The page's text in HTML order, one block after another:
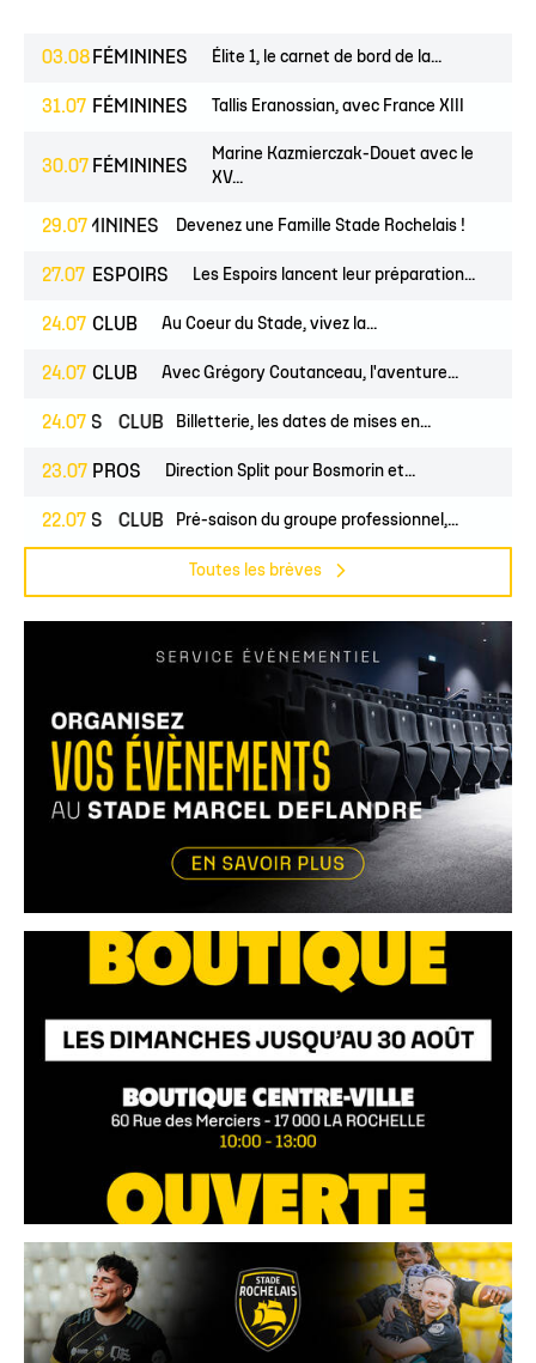
03.08 FÉMININES Élite 1, le carnet de bord de la...
31.07 FÉMININES Tallis Eranossian, avec France XIII
30.07 FÉMININES
Marine Kazmierczak-Douet avec le
XV...
29.07
FÉMININES CLUBDevenez une Famille Stade Rochelais !
27.07 ESPOIRS Les Espoirs lancent leur préparation...
24.07 CLUB Au Coeur du Stade, vivez la...
24.07 CLUB Avec Grégory Coutanceau, l'aventure...
24.07
PROS CLUB Billetterie, les dates de mises en...
23.07 PROS Direction Split pour Bosmorin et...
22.07
PROS CLUB Pré-saison du groupe professionnel,...
Toutes les brèves